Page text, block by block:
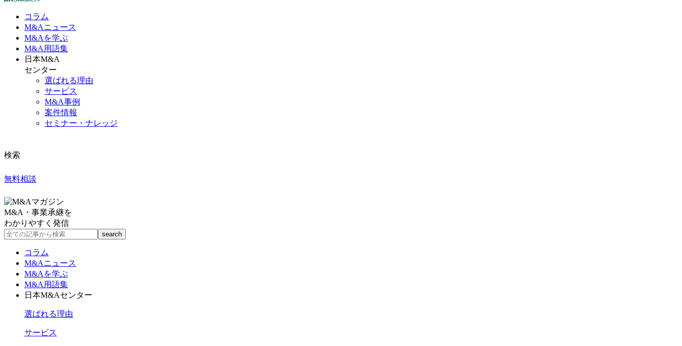
コラム
M&Aニュース
M&Aを学ぶ
M&A 用語集
日本M&A
センター
選ばれる理由
サービス
M&A事例
案件情報
セミナー・ナレッジ
検索
無料相談
M&A・事業承継を
わかりやすく発信
コラム
M&Aニュース
M&Aを学ぶ
M&A用語集
日本M&Aセンター
選ばれる理由
サービス